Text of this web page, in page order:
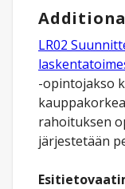
LR02
-opintojakso
rahoituksen
järjestetään